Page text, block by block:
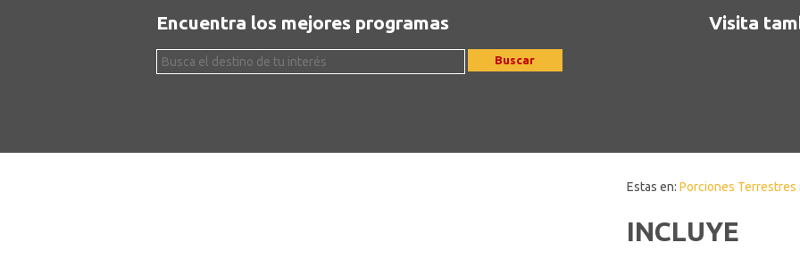
Encuentra los mejores programas
Buscar
Visita
Estas en: Porciones Terrestres
INCLUYE